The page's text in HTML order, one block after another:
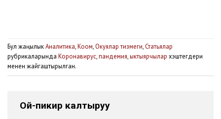
Бул жаңылыкАналитика,Коом,Окуялар тизмеги,Статьялар
рубрикаларында Коронавирус,пандемия,ыктыярчылар хэштегдери
менен жайгаштырылган.
Ой-пикир калтыруу